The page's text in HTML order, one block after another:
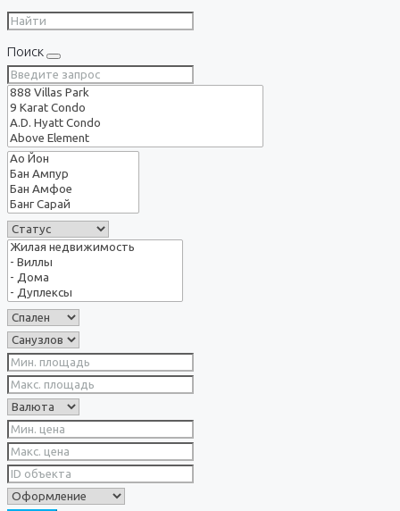
Поиск